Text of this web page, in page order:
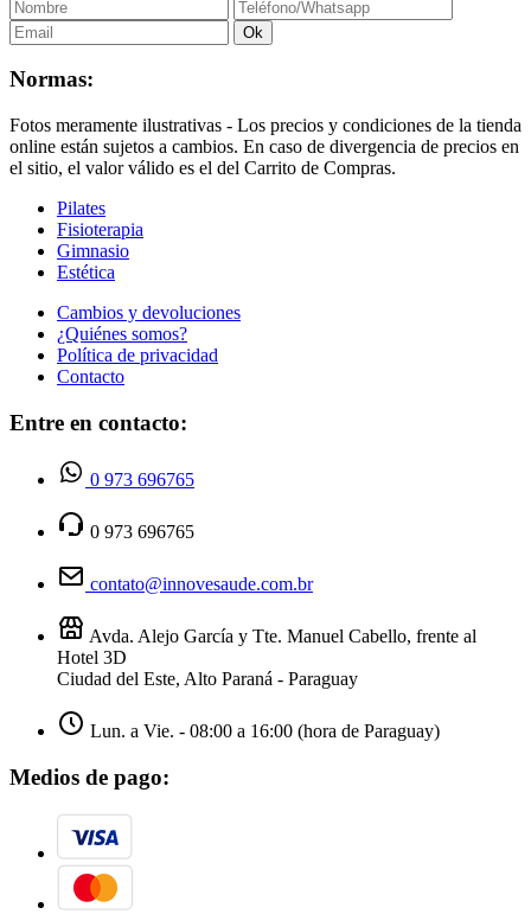
Ok
Normas:
Fotos meramente ilustrativas - Los precios y condiciones de la tienda
online están sujetos a cambios. En caso de divergencia de precios en
el sitio, el valor válido es el del Carrito de Compras.
Pilates
Fisioterapia
Gimnasio
Estética
Cambios y devoluciones
¿Quiénes somos?
Política de privacidad
Contacto
Entre en contacto:
0 973 696765
0 973 696765
contato@innovesaude.com.br
Avda. Alejo García y Tte. Manuel Cabello, frente al
Hotel 3D
Ciudad del Este, Alto Paraná - Paraguay
Lun. a Vie. - 08:00 a 16:00 (hora de Paraguay)
Medios de pago: